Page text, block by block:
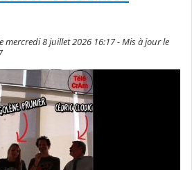
mercredi 8 juillet 2026 16:17 - Mis à jour le